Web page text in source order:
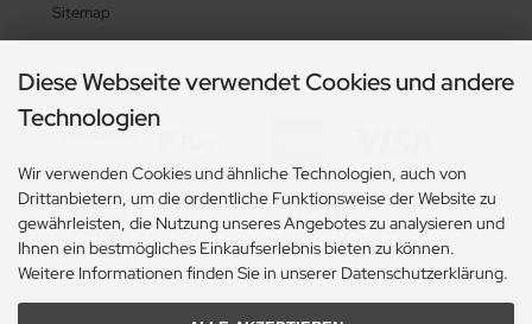
Sitemap
Zahlungsarten
Diese Webseite verwendet Cookies und andere
Technologien
Wir verwenden Cookies und ähnliche Technologien, auch von
Drittanbietern, um die ordentliche Funktionsweise der Website zu
gewährleisten, die Nutzung unseres Angebotes zu analysieren und
Ihnen ein bestmögliches Einkaufserlebnis bieten zu können.
Weitere Informationen finden Sie in unserer Datenschutzerklärung.